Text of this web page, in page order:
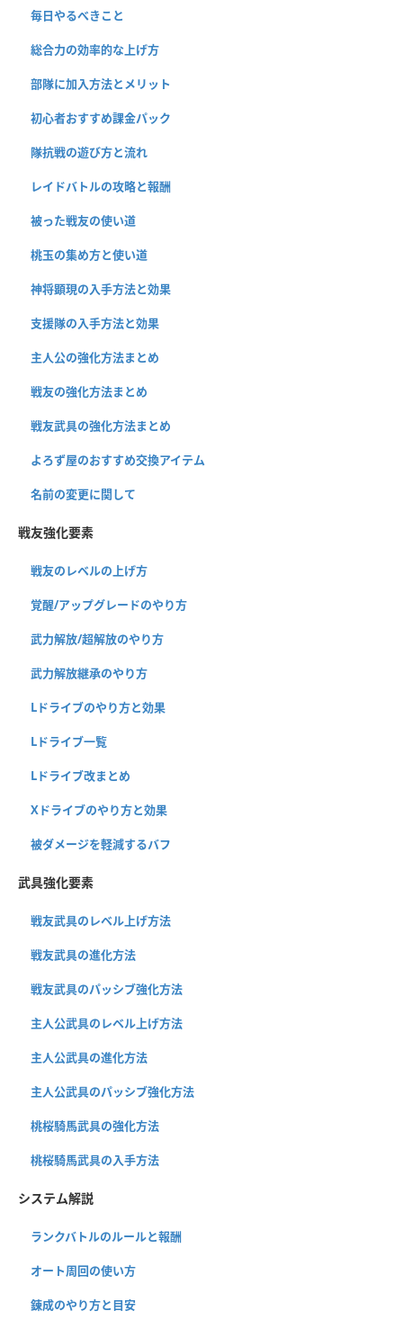
毎日やるべきこと
総合力の効率的な上げ方
部隊に加入方法とメリット
初心者おすすめ課金パック
隊抗戦の遊び方と流れ
レイドバトルの攻略と報酬
被った戦友の使い道
桃玉の集め方と使い道
神将顕現の入手方法と効果
支援隊の入手方法と効果
主人公の強化方法まとめ
戦友の強化方法まとめ
戦友武具の強化方法まとめ
よろず屋のおすすめ交換アイテム
名前の変更に関して
戦友強化要素
戦友のレベルの上げ方
覚醒/アップグレードのやり方
武力解放/超解放のやり方
武力解放継承のやり方
Lドライブのやり方と効果
Lドライブ一覧
Lドライブ改まとめ
Xドライブのやり方と効果
被ダメージを軽減するバフ
武具強化要素
戦友武具のレベル上げ方法
戦友武具の進化方法
戦友武具のパッシブ強化方法
主人公武具のレベル上げ方法
主人公武具の進化方法
主人公武具のパッシブ強化方法
桃桜騎馬武具の強化方法
桃桜騎馬武具の入手方法
システム解説
ランクバトルのルールと報酬
オート周回の使い方
錬成のやり方と目安